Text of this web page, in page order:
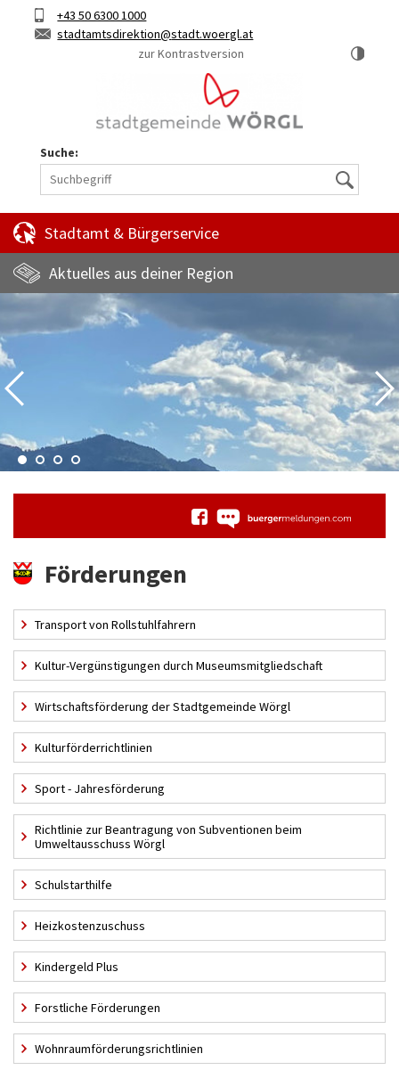
Hauptinhalt
KurztasteTelefon+43 50 6300 1000
E-
stadtamtsdirektion
stadt.woergl.at
zur Kontrastversion
Suche:
Suche
Stadtamt & Bürgerservice
Aktuelles aus deiner Region
Förderungen
Transport von Rollstuhlfahrern
Kultur-Vergünstigungen durch Museumsmitgliedschaft
Wirtschaftsförderung der Stadtgemeinde Wörgl
Kulturförderrichtlinien
Sport - Jahresförderung
Richtlinie zur Beantragung von Subventionen beim
Umweltausschuss Wörgl
Schulstarthilfe
Heizkostenzuschuss
Kindergeld Plus
Forstliche Förderungen
Wohnraumförderungsrichtlinien